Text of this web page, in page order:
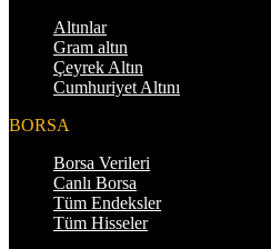
Altınlar
Gram altın
Çeyrek Altın
Cumhuriyet Altını
BORSA
Borsa Verileri
Canlı Borsa
Tüm Endeksler
Tüm Hisseler